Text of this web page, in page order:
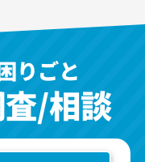
りごと
/相談